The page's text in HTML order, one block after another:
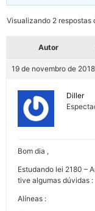
Visualizando 2 respostas
Autor
19 de novembro de
Diller
Bom dia ,
Estudando lei 2180 –
tive algumas dúvidas :
Alíneas :